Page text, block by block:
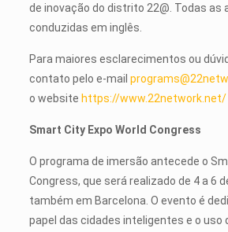
de inovação do distrito 22@. Todas as
conduzidas em inglês.
Para maiores esclarecimentos ou
contato pelo e-mail
o website https://www.22network.net/.
Smart City Expo World Congress
O programa de imersão antecede o
Congress, que será realizado de 4 a 6
também em Barcelona. O evento é
papel das cidades inteligentes e o uso